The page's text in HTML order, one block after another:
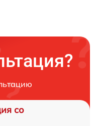
со